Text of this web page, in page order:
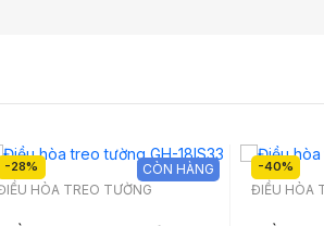
-28%
HÒA TREO TƯỜNG
CÒN HÀNG -40%
ĐIỀU HÒA